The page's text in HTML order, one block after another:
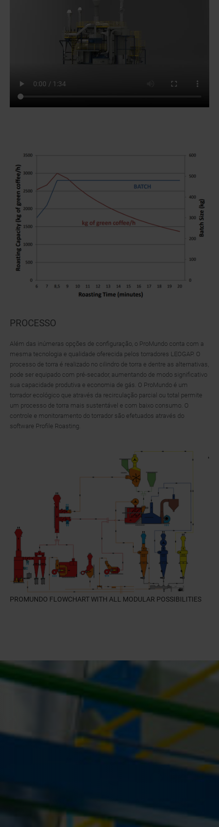
PROCESSO
Além das inúmeras opções de configuração, o ProMundo conta com a
mesma tecnologia e qualidade oferecida pelos torradores LEOGAP. O
processo de torra é realizado no cilindro de torra e dentre as alternativas,
pode ser equipado com pré-secador, aumentando de modo significativo
sua capacidade produtiva e economia de gás. O ProMundo é um
torrador ecológico que através da recirculação parcial ou total permite
um processo de torra mais sustentável e com baixo consumo. O
controle e monitoramento do torrador são efetuados através do
software Profile Roasting.
PROMUNDO FLOWCHART WITH ALL MODULAR POSSIBILITIES